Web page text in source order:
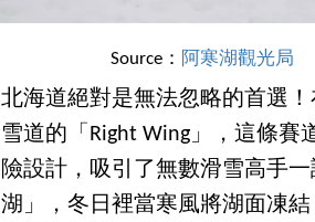
Source： 阿寒湖觀光局
海道絕對是無法忽略的首選
道的「Right Wing」，這條賽
設計，吸引了無數滑雪高手
」，冬日裡當寒風將湖面凍